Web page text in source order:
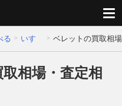
る いすゞ ベレットの買取相
相場・査定相